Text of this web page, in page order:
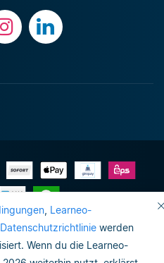
, Learneo-
Datenschutzrichtlinie werden
Wenn du die Learneo-